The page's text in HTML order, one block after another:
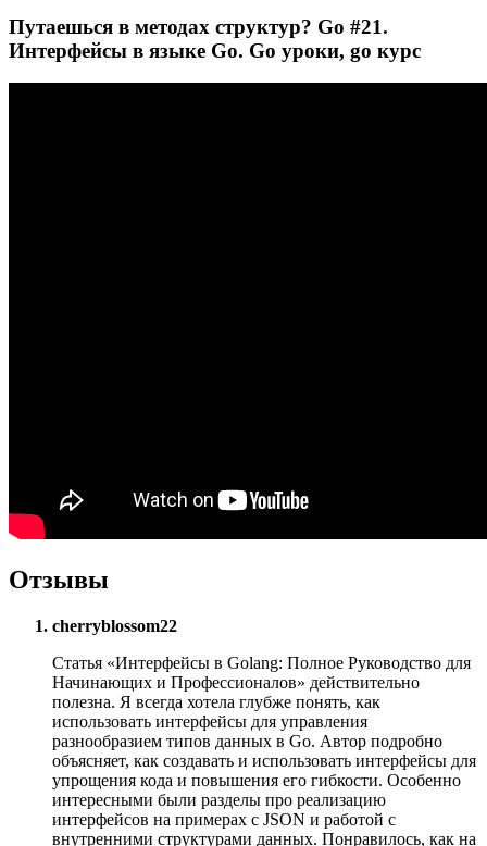
Путаешься в методах структур? Go #21.
Интерфейсы в языке Go. Go уроки, go курс
Отзывы
cherryblossom22
Статья «Интерфейсы в Golang: Полное Руководство для
Начинающих и Профессионалов» действительно
полезна. Я всегда хотела глубже понять, как
использовать интерфейсы для управления
разнообразием типов данных в Go. Автор подробно
объясняет, как создавать и использовать интерфейсы для
упрощения кода и повышения его гибкости. Особенно
интересными были разделы про реализацию
интерфейсов на примерах с JSON и работой с
внутренними структурами данных. Понравилось, как на